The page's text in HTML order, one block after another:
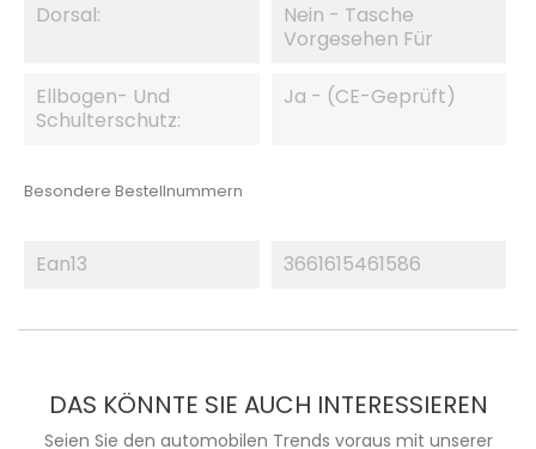
Dorsal:
Nein - Tasche
Vorgesehen Für
Ellbogen- Und
Schulterschutz:
Ja - (CE-Geprüft)
Besondere Bestellnummern
Ean13 3661615461586
DAS KÖNNTE SIE AUCH INTERESSIEREN
Seien Sie den automobilen Trends voraus mit unserer